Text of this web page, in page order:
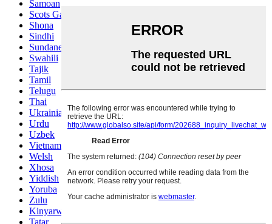
Samoan
Scots Gaelic
Shona
Sindhi
Sundanese
Swahili
Tajik
Tamil
Telugu
Thai
Ukrainian
Urdu
Uzbek
Vietnamese
Welsh
Xhosa
Yiddish
Yoruba
Zulu
Kinyarwanda
Tatar